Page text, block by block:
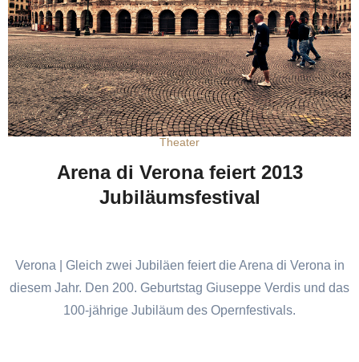
Theater
Arena di Verona feiert 2013
Jubiläumsfestival
Verona | Gleich zwei Jubiläen feiert die Arena di Verona in
diesem Jahr. Den 200. Geburtstag Giuseppe Verdis und das
100-jährige Jubiläum des Opernfestivals.